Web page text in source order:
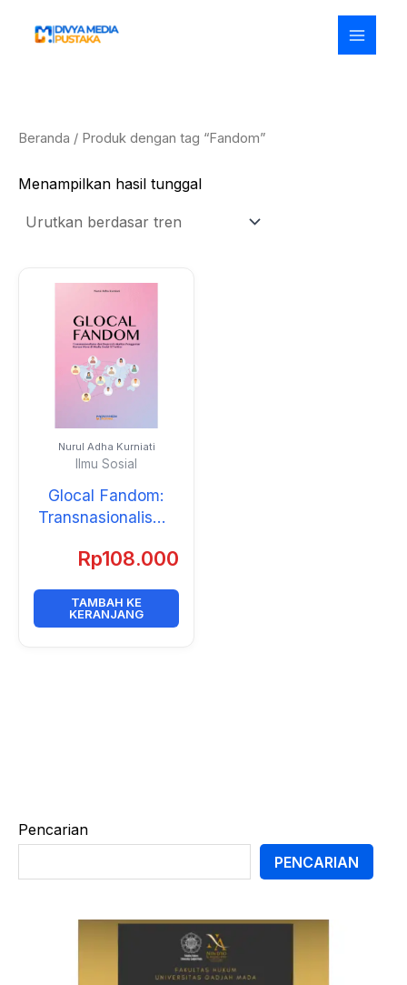
Pencarian
PENCARIAN
Beranda / Produk dengan tag “Fandom”
Menampilkan hasil tunggal
Nurul Adha Kurniati
Ilmu Sosial
Glocal Fandom:
Transnasionalisme
Lokalitas
Wave di Media
Sosial X/Twitter
Rp108.000
TAMBAH KE
KERANJANG